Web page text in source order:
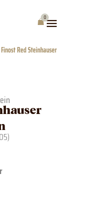
0
Warenkorb
Finost Red Steinhauser
)